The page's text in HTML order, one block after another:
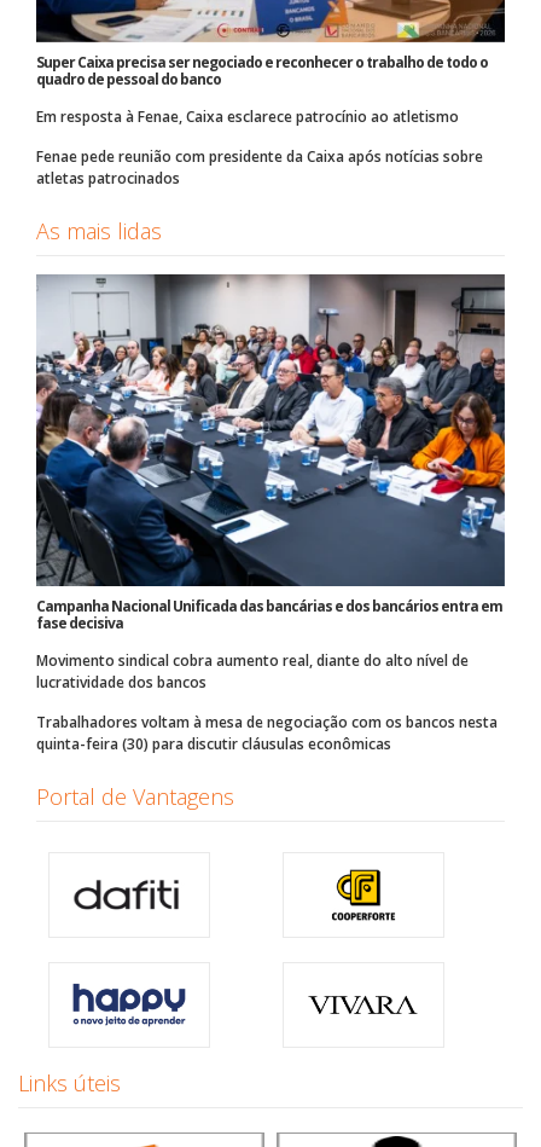
Super Caixa precisa ser negociado e reconhecer o trabalho de todo o
quadro de pessoal do banco
Em resposta à Fenae, Caixa esclarece patrocínio ao atletismo
Fenae pede reunião com presidente da Caixa após notícias sobre
atletas patrocinados
As mais lidas
Campanha Nacional Unificada das bancárias e dos bancários entra em
fase decisiva
Movimento sindical cobra aumento real, diante do alto nível de
lucratividade dos bancos
Trabalhadores voltam à mesa de negociação com os bancos nesta
quinta-feira (30) para discutir cláusulas econômicas
Portal de Vantagens
Links úteis